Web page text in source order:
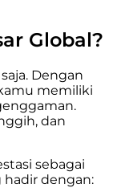
Global?
Dengan
memiliki
dan
sebagai
hadir dengan: